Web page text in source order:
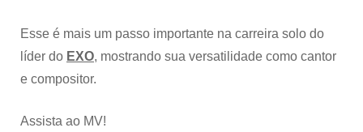
Esse é mais um passo importante na carreira solo do
líder do EXO, mostrando sua versatilidade como cantor
e compositor.
Assista ao MV!